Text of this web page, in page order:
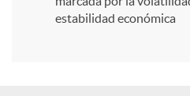
estabilidad económica